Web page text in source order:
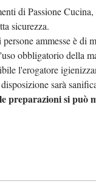
di Passione
sicurezza.
ammesse è di
obbligatorio della
l'erogatore
sarà
preparazioni si può